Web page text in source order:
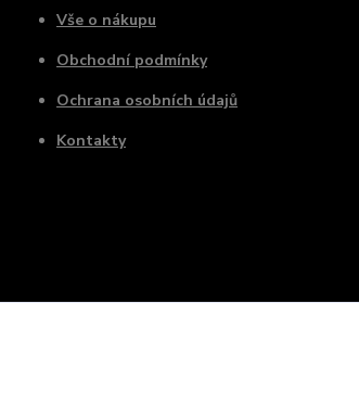
Vše o nákupu
Obchodní podmínky
Ochrana osobních údajů
Kontakty